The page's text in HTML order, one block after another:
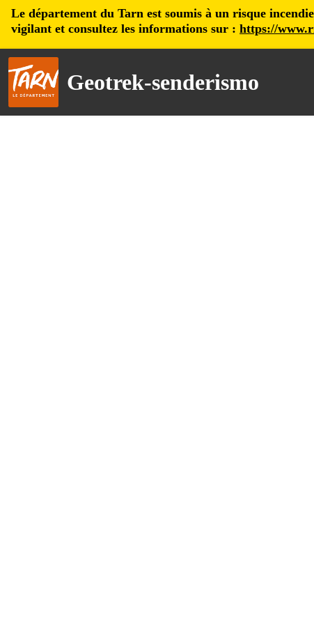
Le département du Tarn est soumis à un risque
vigilant et consultez les informations sur : https://
Geotrek-senderismo